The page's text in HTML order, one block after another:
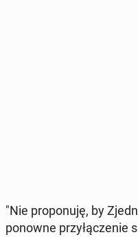
"Nie pro­po­nu­ję, by
ponowne przy­łą­cze­nie